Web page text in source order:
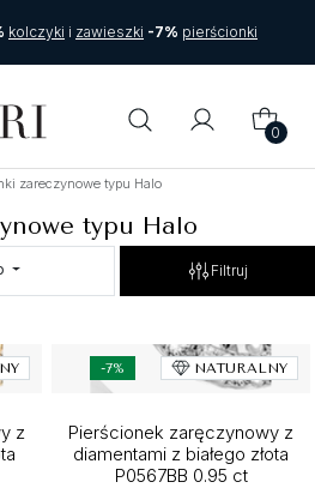
kolczyki i zawieszki -7% pierścionki
0
zareczynowe typu Halo
typu Halo
Filtruj
z
-7% NATURALNY
Pierścionek zaręczynowy z
diamentami z białego złota
P0567BB 0.95 ct